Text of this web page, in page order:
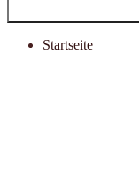
Startseite